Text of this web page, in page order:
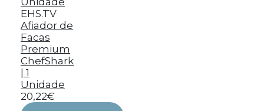
EHS.TV
Afiador de
Facas
Premium
ChefShark
| 1
Unidade
20,22€